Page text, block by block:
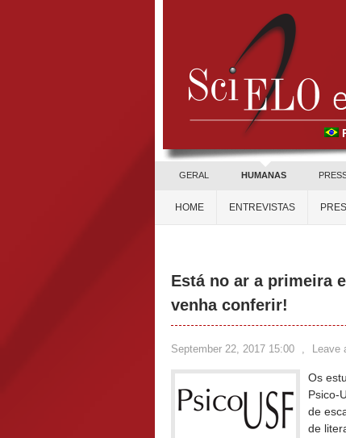
GERAL HUMANAS
HOME ENTREVISTAS
Está no ar a primeira
venha conferir!
September 22, 2017 15:00 , Leave
Os
Psico-
de
de